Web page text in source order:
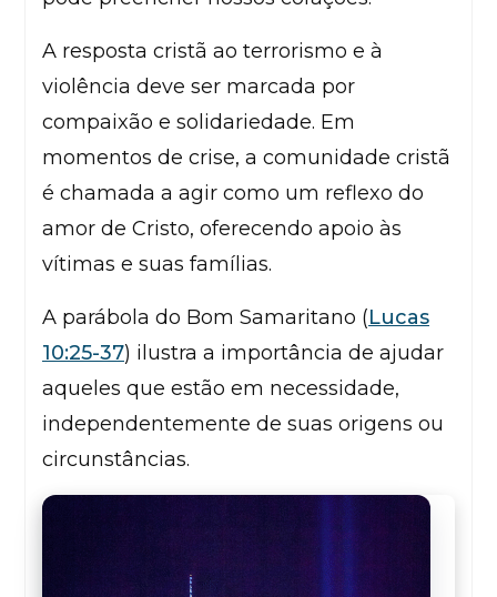
A resposta cristã ao terrorismo e à
violência deve ser marcada por
compaixão e solidariedade. Em
momentos de crise, a comunidade cristã
é chamada a agir como um reflexo do
amor de Cristo, oferecendo apoio às
vítimas e suas famílias.
A parábola do Bom Samaritano (Lucas
10:25-37) ilustra a importância de ajudar
aqueles que estão em necessidade,
independentemente de suas origens ou
circunstâncias.